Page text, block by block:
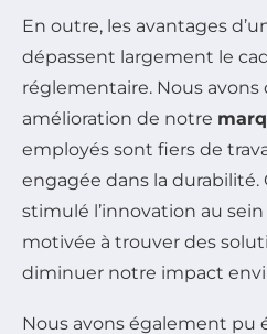
En outre, les avantages
dépassent largement le
réglementaire. Nous avons
amélioration de notre
employés sont fiers de
engagée dans la durabilité.
stimulé l’innovation au
motivée à trouver des
diminuer notre impact
Nous avons également pu